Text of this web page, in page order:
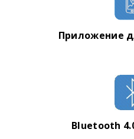
Приложение
Bluetooth